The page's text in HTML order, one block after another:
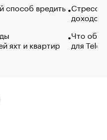
способ вредить
яхт и квартир
Стресс
доходов
Что
для